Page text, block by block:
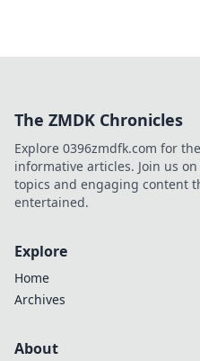
The ZMDK Chronicles
Explore 0396zmdfk.com for
informative articles. Join us
topics and engaging content
entertained.
Explore
Home
Archives
About